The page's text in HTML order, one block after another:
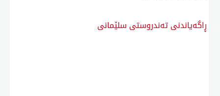
ڕاگەیاندنی تەندروستی سلێمانی